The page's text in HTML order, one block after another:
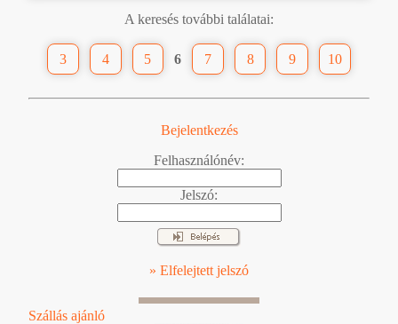
A keresés további találatai:
3 4 5 6 7 8 9 10
Bejelentkezés
Felhasználónév:
Jelszó:
» Elfelejtett jelszó
Szállás ajánló